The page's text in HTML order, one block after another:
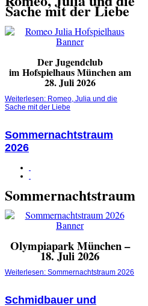
Sache mit der Liebe
Der Jugendclub
im Hofspielhaus München am
28. Juli 2026
Weiterlesen: Romeo, Julia und die
Sache mit der Liebe
Sommernachtstraum
2026
Sommernachtstraum
Olympiapark München –
18. Juli 2026
Weiterlesen: Sommernachtstraum 2026
Schmidbauer und